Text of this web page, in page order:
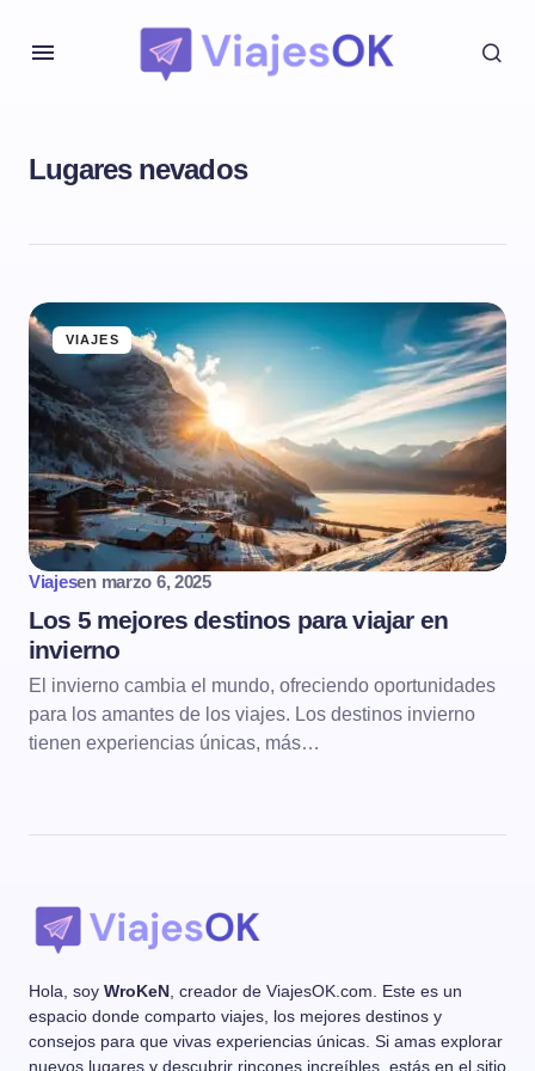
Lugares nevados
VIAJES
Viajesen marzo 6, 2025
Los 5 mejores destinos para viajar en
invierno
El invierno cambia el mundo, ofreciendo oportunidades
para los amantes de los viajes. Los destinos invierno
tienen experiencias únicas, más…
Hola, soy WroKeN , creador de ViajesOK.com. Este es un
espacio donde comparto viajes, los mejores destinos y
consejos para que vivas experiencias únicas. Si amas explorar
nuevos lugares y descubrir rincones increíbles, estás en el sitio